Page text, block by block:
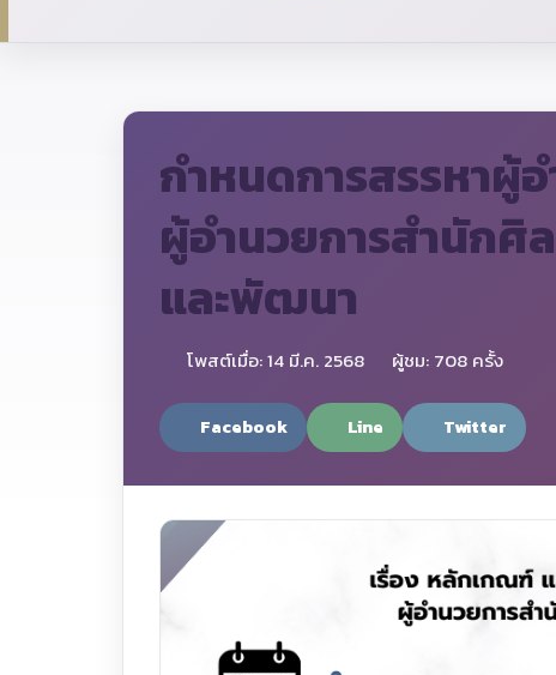
กำหนดการสรรหาผู้
ผู้อำนวยการสำนักศิ
และพัฒนา
โพสต์เมื่อ: 14 มี.ค. 2568 ผู้ชม: 708 ครั้ง
Facebook Line Twitter